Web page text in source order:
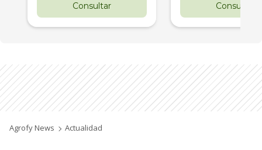
Consultar Consultar
Agrofy News Actualidad